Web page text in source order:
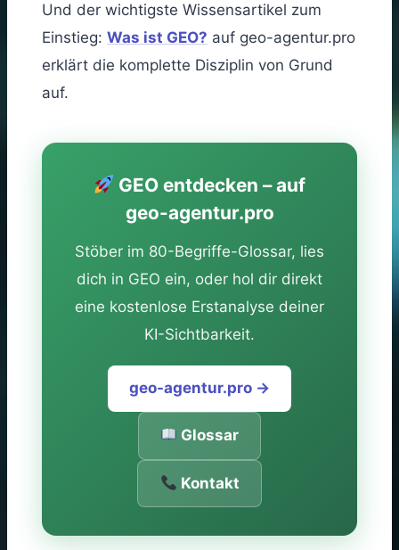
Und der wichtigste Wissensartikel zum
Einstieg: Was ist GEO? auf geo-agentur.pro
erklärt die komplette Disziplin von Grund
auf.
GEO entdecken – auf
geo-agentur.pro
Stöber im 80-Begriffe-Glossar, lies
dich in GEO ein, oder hol dir direkt
eine kostenlose Erstanalyse deiner
KI-Sichtbarkeit.
geo-agentur.pro →
Glossar
Kontakt